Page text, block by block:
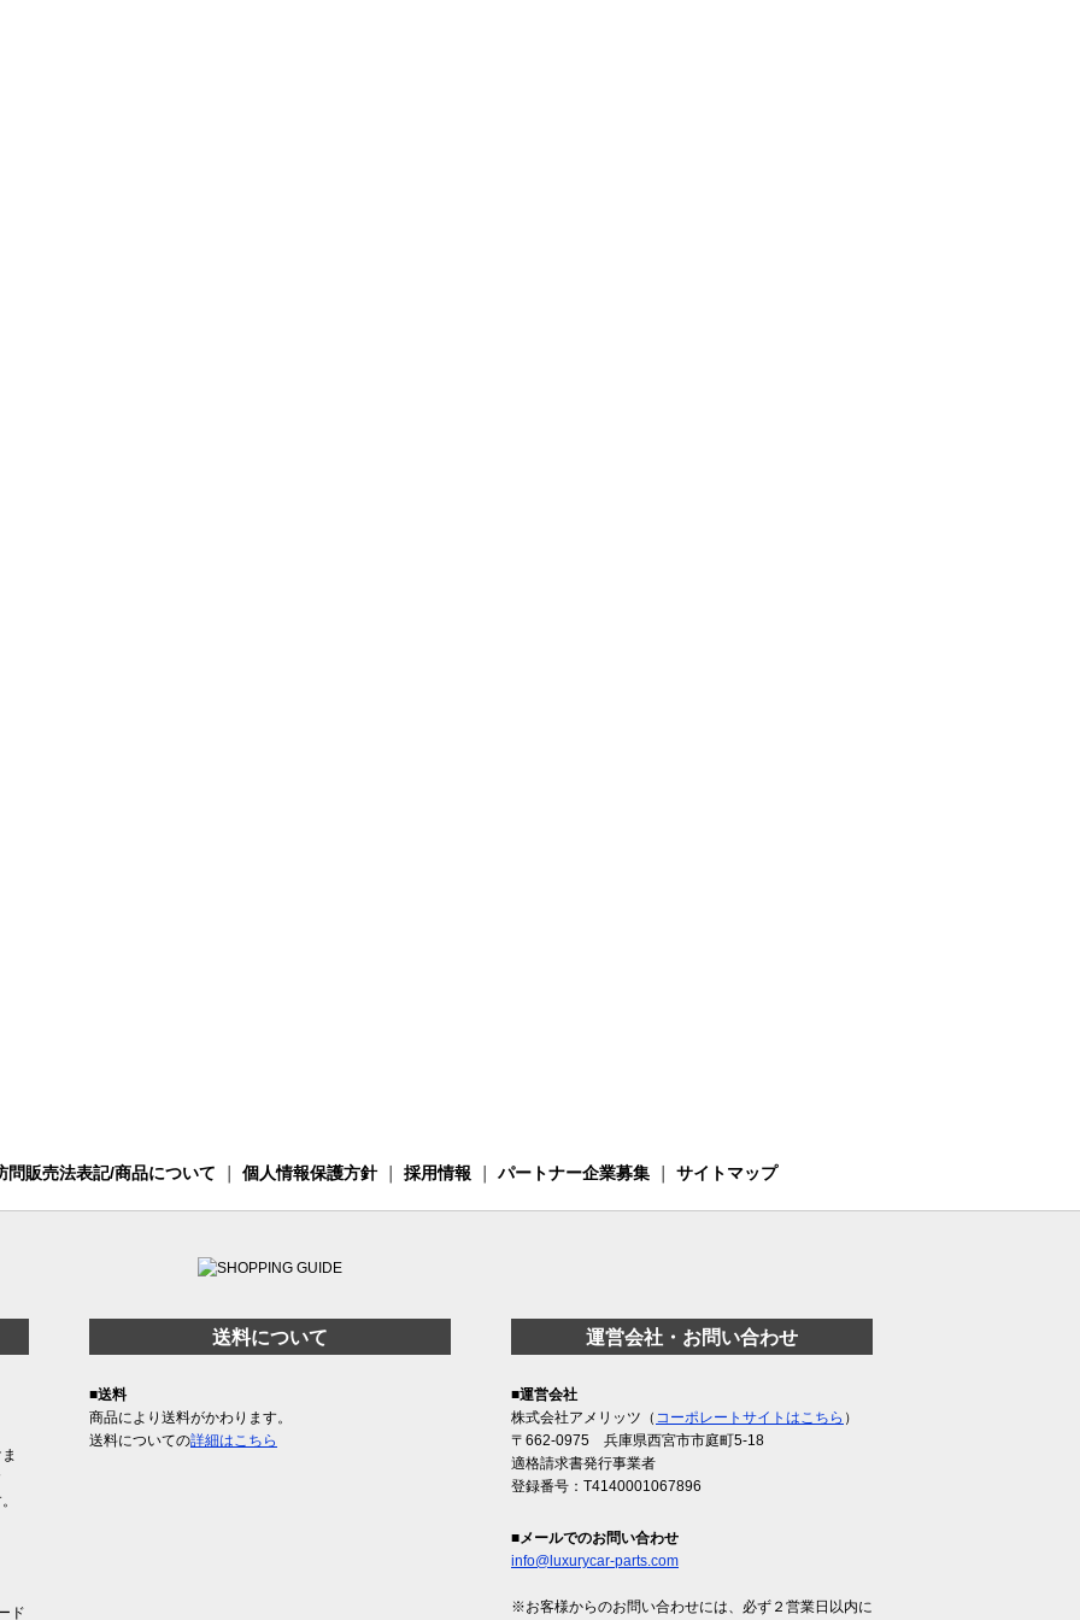
問販売法表記/商品について 個人情報保護方針｜ 採用情報 パートナー企業募集 サイトマップ
ド
送料について
■送料
商品により送料がかわります。
送料についての詳細はこちら
運営会社・お問い合わせ
■運営会社
株式会社アメリッツ（ コーポレートサイトはこちら ）
〒662-0975 兵庫県西宮市市庭町5-18
適格請求書発行事業者
登録番号：T4140001067896
■メールでのお問い合わせ
info@luxurycar-parts.com
※お客様からのお問い合わせには、必ず２営業日以内に